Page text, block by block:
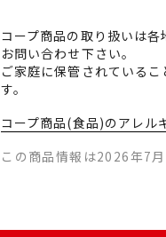
コープ商品の取り扱いは
お問い合わせ下さい。
ご家庭に保管されている
す。
コープ商品(食品)のアレル
この商品情報は2026年7